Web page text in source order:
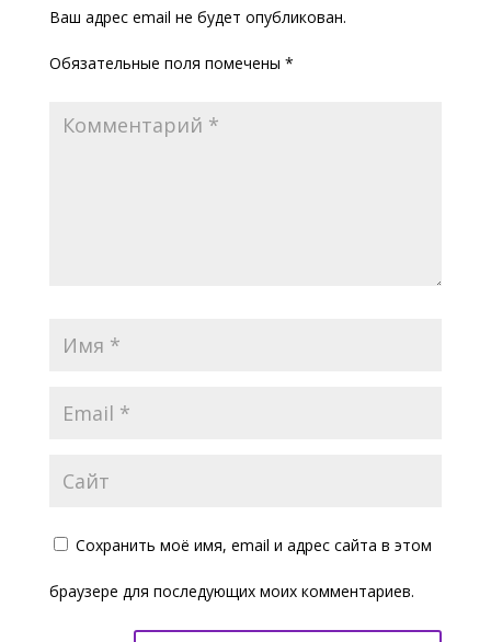
Ваш адрес email не будет опубликован.
Обязательные поля помечены *
Сохранить моё имя, email и адрес сайта в этом
браузере для последующих моих комментариев.